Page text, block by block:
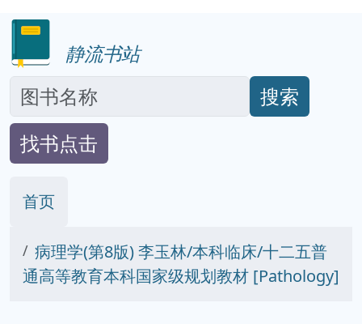
静流书站
搜索
找书点击
首页
病理学(第8版) 李玉林/本科临床/十二五普
通高等教育本科国家级规划教材 [Pathology]